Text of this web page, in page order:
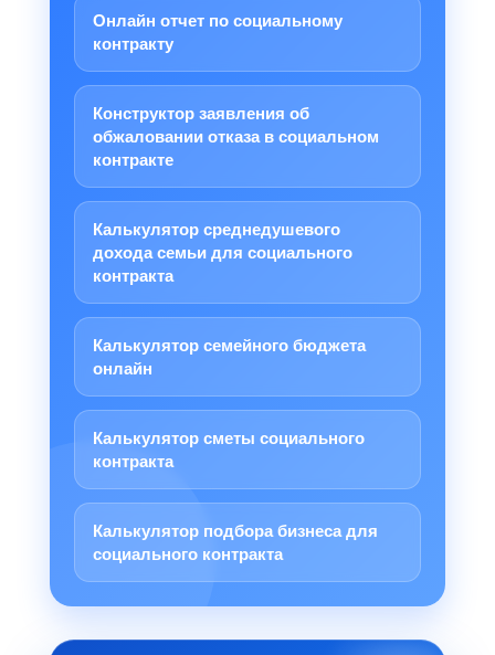
Онлайн отчет по социальному
контракту
Конструктор заявления об
обжаловании отказа в социальном
контракте
Калькулятор среднедушевого
дохода семьи для социального
контракта
Калькулятор семейного бюджета
онлайн
Калькулятор сметы социального
контракта
Калькулятор подбора бизнеса для
социального контракта